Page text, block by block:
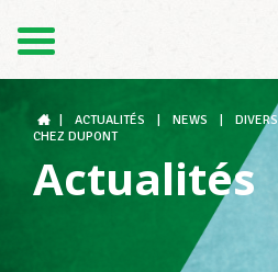
DE
Le LCGB
ACTUALITÉS NEWS DIVERS
CHEZ DUPONT
Actualités